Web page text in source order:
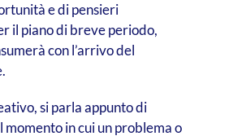
e di pensieri
il piano di breve periodo,
con l’arrivo del
si parla appunto di
momento in cui un problema o